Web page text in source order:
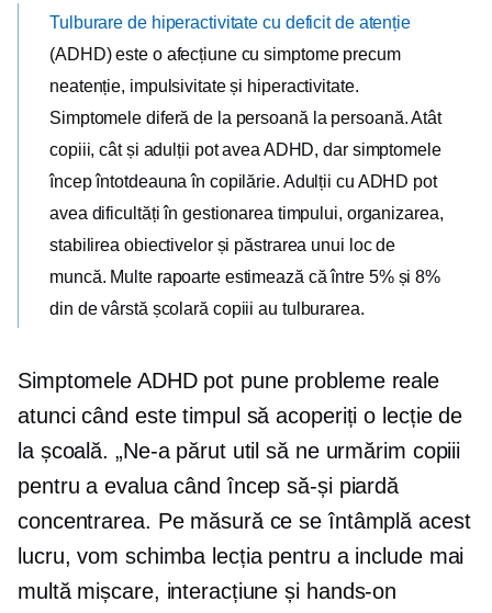
Tulburare de hiperactivitate cu deficit de atenție
(ADHD) este o afecțiune cu simptome precum
neatenție, impulsivitate și hiperactivitate.
Simptomele diferă de la persoană la persoană. Atât
copiii, cât și adulții pot avea ADHD, dar simptomele
încep întotdeauna în copilărie. Adulții cu ADHD pot
avea dificultăți în gestionarea timpului, organizarea,
stabilirea obiectivelor și păstrarea unui loc de
muncă. Multe rapoarte estimează că între 5% și 8%
din de vârstă școlară copiii au tulburarea.
Simptomele ADHD pot pune probleme reale
atunci când este timpul să acoperiți o lecție de
la școală. „Ne-a părut util să ne urmărim copiii
pentru a evalua când încep să-și piardă
concentrarea. Pe măsură ce se întâmplă acest
lucru, vom schimba lecția pentru a include mai
multă mișcare, interacțiune și hands-on